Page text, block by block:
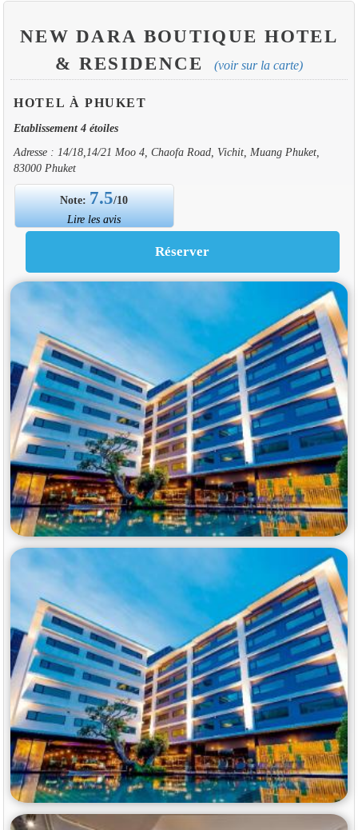
NEW DARA BOUTIQUE HOTEL
& RESIDENCE
(voir sur la carte)
HOTEL À PHUKET
Etablissement 4 étoiles
Adresse : 14/18,14/21 Moo 4, Chaofa Road, Vichit, Muang Phuket,
83000 Phuket
Note: 7.5/10
Lire les avis